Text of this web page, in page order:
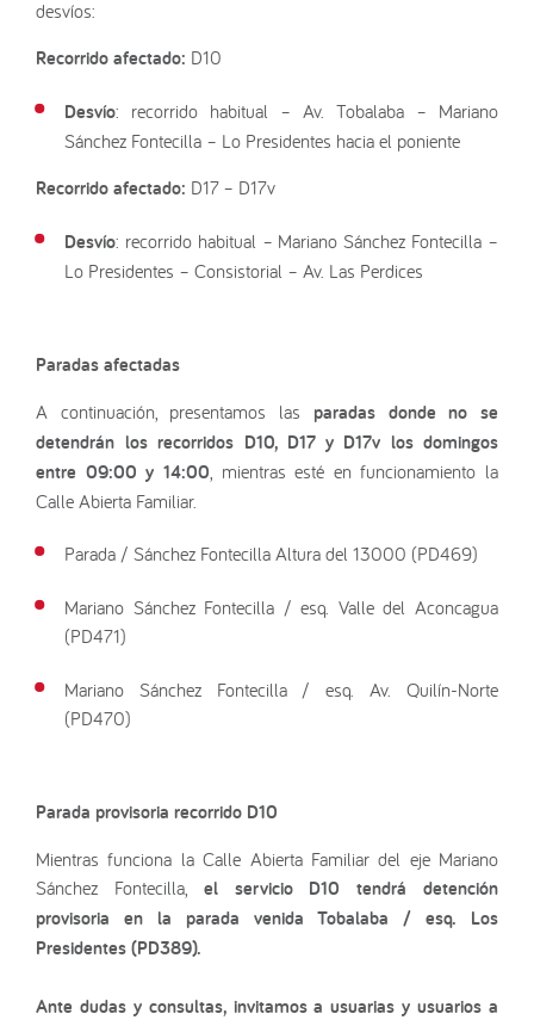
desvíos:
Recorrido afectado: D10
Desvío: recorrido habitual – Av. Tobalaba – Mariano
Sánchez Fontecilla – Lo Presidentes hacia el poniente
Recorrido afectado: D17 – D17v
Desvío: recorrido habitual – Mariano Sánchez Fontecilla –
Lo Presidentes – Consistorial – Av. Las Perdices
Paradas afectadas
A continuación, presentamos las paradas donde no se
detendrán los recorridos D10, D17 y D17v los domingos
entre 09:00 y 14:00 , mientras esté en funcionamiento la
Calle Abierta Familiar.
Parada / Sánchez Fontecilla Altura del 13000 (PD469)
Mariano Sánchez Fontecilla / esq. Valle del Aconcagua
(PD471)
Mariano Sánchez Fontecilla / esq. Av. Quilín-Norte
(PD470)
Parada provisoria recorrido D10
Mientras funciona la Calle Abierta Familiar del eje Mariano
Sánchez Fontecilla, el servicio D10 tendrá detención
provisoria en la parada venida Tobalaba / esq. Los
Presidentes (PD389).
Ante dudas y consultas, invitamos a usuarias y usuarios a